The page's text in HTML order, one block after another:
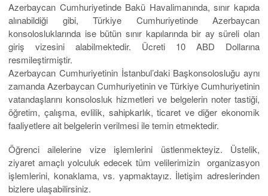
Azerbaycan Cumhuriyetinde Bakü Havalimanında, sınır kapıda
alınabildiği gibi, Türkiye Cumhuriyetinde Azerbaycan
konsolosluklarında ise bütün sınır kapılarında bir ay süreli olan
giriş vizesini alabilmektedir. Ücreti 10 ABD Dollarına
resmileştirmiştir.
Azerbaycan Cumhuriyetinin İstanbul’daki Başkonsolosluğu aynı
zamanda Azerbaycan Cumhuriyetinin ve Türkiye Cumhuriyetinin
vatandaşlarını konsolosluk hizmetleri ve belgelerin noter tastiği,
öğretim, çalışma, evlilik, sahipkarlık, ticaret ve diğer ekonomik
faaliyetlere ait belgelerin verilmesi ile temin etmektedir.
Öğrenci ailelerine vize işlemlerini üstlenmekteyiz. Üstelik,
ziyaret amaçlı yolculuk edecek tüm velilerimizin organizasyon
işlemlerini, konaklama, vs. yapmaktayız. İletişim adreslerinden
bizlere ulaşabilirsiniz.